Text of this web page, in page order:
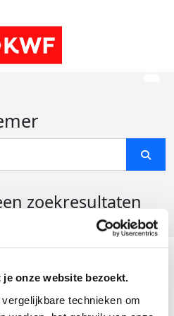
onze website bezoekt.
technieken om
zoekresultaten